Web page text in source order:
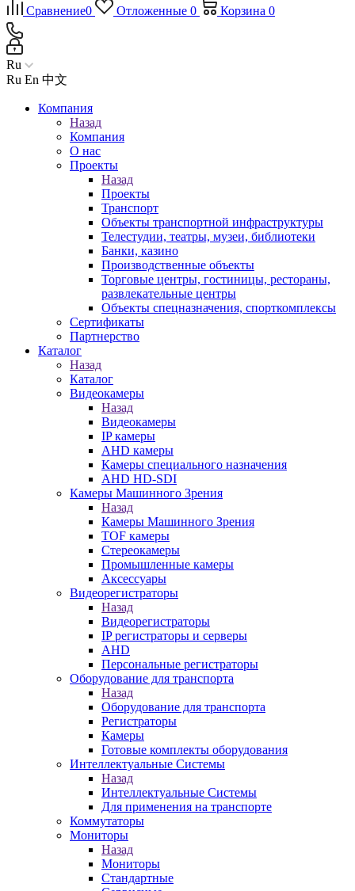
Сравнение0 Отложенные 0 Корзина 0
Ru
Ru En 中文
Компания
Назад
Компания
О нас
Проекты
Назад
Проекты
Транспорт
Объекты транспортной инфраструктуры
Телестудии, театры, музеи, библиотеки
Банки, казино
Производственные объекты
Торговые центры, гостиницы, рестораны,
развлекательные центры
Объекты спецназначения, спорткомплексы
Сертификаты
Партнерство
Каталог
Назад
Каталог
Видеокамеры
Назад
Видеокамеры
IP камеры
AHD камеры
Камеры специального назначения
AHD HD-SDI
Камеры Машинного Зрения
Назад
Камеры Машинного Зрения
TOF камеры
Стереокамеры
Промышленные камеры
Аксессуары
Видеорегистраторы
Назад
Видеорегистраторы
IP регистраторы и серверы
AHD
Персональные регистраторы
Оборудование для транспорта
Назад
Оборудование для транспорта
Регистраторы
Камеры
Готовые комплекты оборудования
Интеллектуальные Системы
Назад
Интеллектуальные Системы
Для применения на транспорте
Коммутаторы
Мониторы
Назад
Мониторы
Стандартные